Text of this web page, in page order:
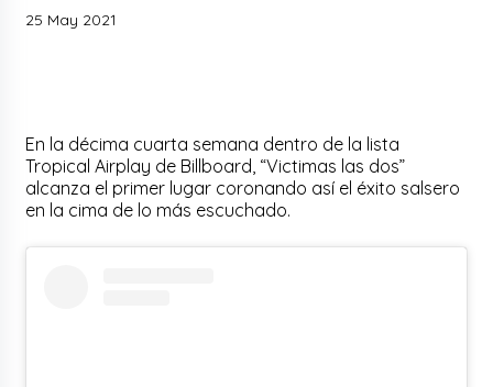
25 May 2021
En la décima cuarta semana dentro de la lista
Tropical Airplay de Billboard, “Victimas las dos”
alcanza el primer lugar coronando así el éxito salsero
en la cima de lo más escuchado.